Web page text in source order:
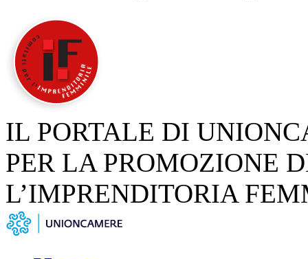
IL PORTALE DI
PER LA PROMOZIONE
L’IMPRENDITORIA